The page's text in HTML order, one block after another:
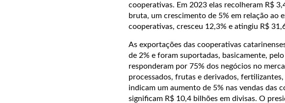
cooperativas. Em 2023 elas recolheram R$
bruta, um crescimento de 5% em relação
cooperativas, cresceu 12,3% e atingiu R$
As exportações das cooperativas
de 2% e foram suportadas, basicamente,
responderam por 75% dos negócios no
processados, frutas e derivados,
indicam um aumento de 5% nas vendas das
significam R$ 10,4 bilhões em divisas. O